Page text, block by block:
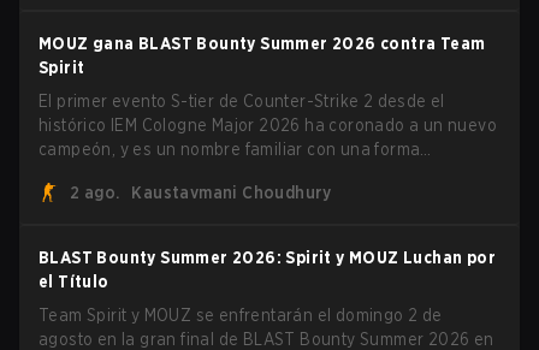
burlándose del head coach de Vitality Rémy "XTQZZZ"
Quoniam en el proceso.
MOUZ gana BLAST Bounty Summer 2026 contra Team
Spirit
El primer evento S-tier de Counter-Strike 2 desde el
histórico IEM Cologne Major 2026 ha coronado a un nuevo
campeón, y es un nombre familiar con una forma
roster y cambios de roles, arrolló a Team Spirit en una
2 ago. Kaustavmani Choudhury
BLAST Bounty Summer 2026: Spirit y MOUZ Luchan por
el Título
Team Spirit y MOUZ se enfrentarán el domingo 2 de
agosto en la gran final de BLAST Bounty Summer 2026 en